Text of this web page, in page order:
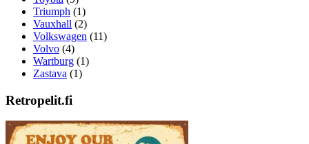
Triumph (1)
Vauxhall (2)
Volkswagen (11)
Volvo (4)
Wartburg (1)
Zastava (1)
Retropelit.fi